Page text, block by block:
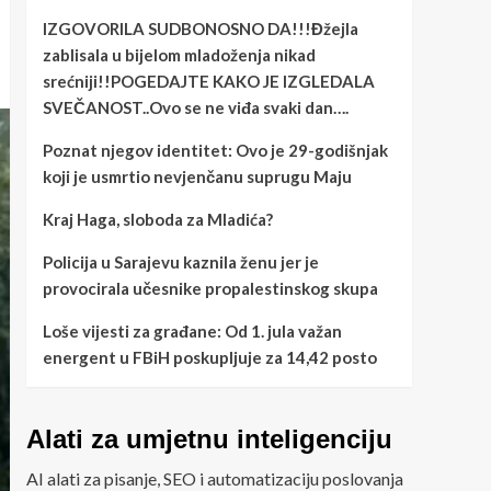
IZGOVORILA SUDBONOSNO DA!!!Đžejla
zablisala u bijelom mladoženja nikad
srećniji!!POGEDAJTE KAKO JE IZGLEDALA
SVEČANOST..Ovo se ne viđa svaki dan….
Poznat njegov identitet: Ovo je 29-godišnjak
koji je usmrtio nevjenčanu suprugu Maju
Kraj Haga, sloboda za Mladića?
Policija u Sarajevu kaznila ženu jer je
provocirala učesnike propalestinskog skupa
Loše vijesti za građane: Od 1. jula važan
energent u FBiH poskupljuje za 14,42 posto
Alati za umjetnu inteligenciju
AI alati za pisanje, SEO i automatizaciju poslovanja